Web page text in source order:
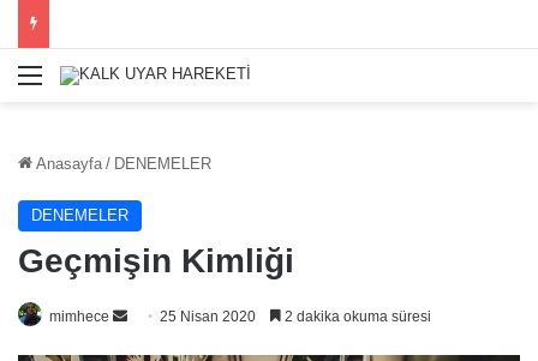
Menü
Anasayfa / DENEMELER
DENEMELER
Geçmişin Kimliği
mimhece
Bir
25 Nisan 2020 2 dakika okuma süresi